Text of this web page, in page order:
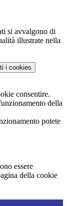
si avvalgono di
illustrate nella
i cookies
consentire.
della
potete
essere
della cookie